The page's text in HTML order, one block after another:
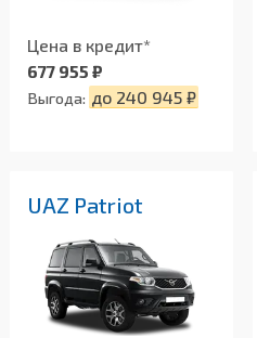
Цена в кредит*
677 955 ₽
Выгода: до 240 945 ₽
UAZ Patriot